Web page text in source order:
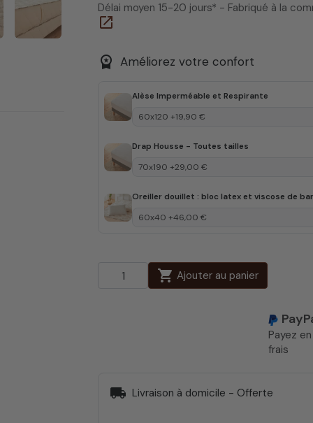
Délai moyen 15-20 jours* - Fabriqué à la
open_in_new
workspace_premium Améliorez votre confort
Alèse Imperméable et Respirante
Drap Housse - Toutes tailles
Oreiller douillet : bloc latex et viscose de
shopping_cart Ajouter au panier
Payez en
frais
local_shipping Livraison à domicile - Offerte